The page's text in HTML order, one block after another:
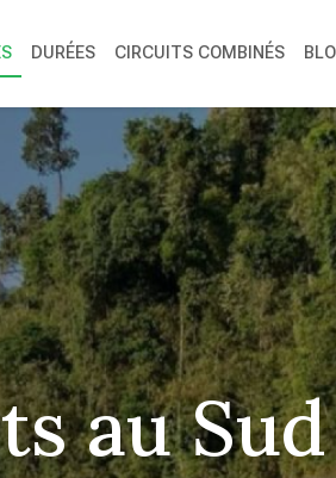
DURÉES CIRCUITS COMBINÉS
au